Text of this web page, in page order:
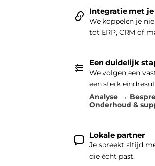
Integratie met
We koppelen je
tot ERP, CRM of
Een duidelijk
We volgen een
een sterk
Analyse
Onderhoud &
Lokale partner
Je spreekt altijd
die écht past.